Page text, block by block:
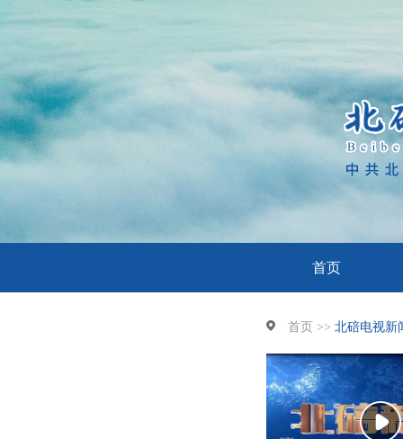
首页
首页 >> 北碚电视新